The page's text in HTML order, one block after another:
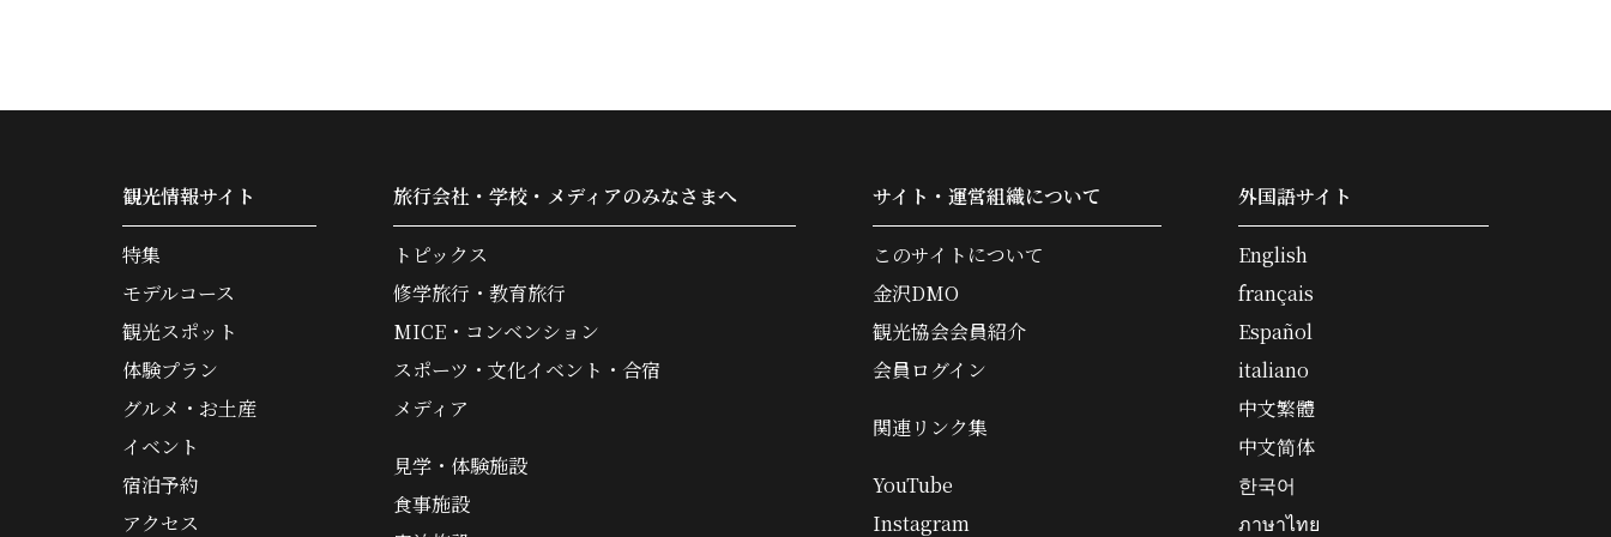
観光情報サイト
特集
モデルコース
観光スポット
体験プラン
グルメ・お土産
イベント
宿泊予約
アクセス
旅行会社・学校・メディアのみなさまへ
トピックス
修学旅行・教育旅行
MICE・コンベンション
スポーツ・文化イベント・合宿
メディア
見学・体験施設
食事施設
サイト・運営組織について
このサイトについて
金沢DMO
観光協会会員紹介
会員ログイン
関連リンク集
YouTube
Instagram
外国語サイト
English
français
Español
italiano
中文繁體
中文简体
한국어
ภาษาไทย